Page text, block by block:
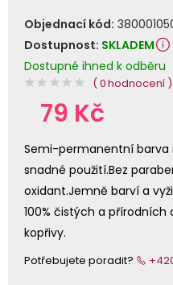
Objednací kód:
Dostupnost: SKLADEM
Dostupné ihned k odběru
( 0 hodnocení )
79 Kč
Semi-permanentní barva
snadné použití.Bez
oxidant.Jemně barví a
100% čistých a
kopřivy.
Potřebujete poradit?